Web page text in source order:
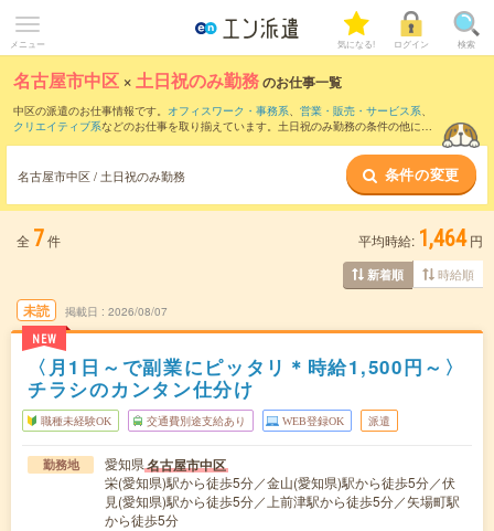
メニュー 気になる! ログイン 検索
名古屋市中区 ×土日祝のみ勤務のお仕事一覧
中区の派遣のお仕事情報です。 オフィスワーク・事務系、 営業・販売・サービス系、
クリエイティブ系などのお仕事を取り揃えています。土日祝のみ勤務の条件の他に、
名古屋市中区 / 土日祝のみ勤務 条件の変更
全 7件 平均時給: 1,464 円
新着順 時給順
未読
NEW
掲載日 2026/08/07
〈月1日～で副業にピッタリ＊時給1,500円～〉
チラシのカンタン仕分け
職種未経験OK 交通費別途支給あり WEB登録OK 派遣
勤務地 愛知県名古屋市中区
栄(愛知県)駅から徒歩5分／金山(愛知県)駅から徒歩5分／伏
見(愛知県)駅から徒歩5分／上前津駅から徒歩5分／矢場町駅
から徒歩5分